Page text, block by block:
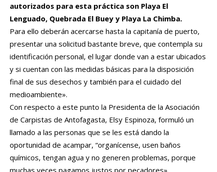
autorizados para esta práctica son Playa El
Lenguado, Quebrada El Buey y Playa La Chimba.
Para ello deberán acercarse hasta la capitanía de puerto,
presentar una solicitud bastante breve, que contempla su
identificación personal, el lugar donde van a estar ubicados
y si cuentan con las medidas básicas para la disposición
final de sus desechos y también para el cuidado del
medioambiente».
Con respecto a este punto la Presidenta de la Asociación
de Carpistas de Antofagasta, Elsy Espinoza, formuló un
llamado a las personas que se les está dando la
oportunidad de acampar, “organícense, usen baños
químicos, tengan agua y no generen problemas, porque
muchas veces pagamos justos por pecadores».